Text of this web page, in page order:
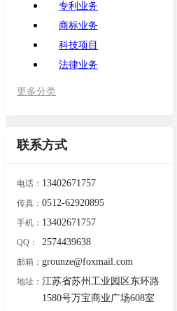
专利业务
商标业务
科技项目
法律业务
更多分类
联系方式
电话： 13402671757
传真： 0512-62920895
手机： 13402671757
QQ： 2574439638
邮箱： grounze@foxmail.com
地址： 江苏省苏州工业园区东环路
1580号万宝商业广场608室